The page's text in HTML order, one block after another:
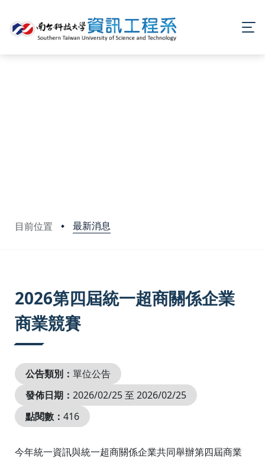
目前位置 最新消息
2026第四屆統一超商關係企業
商業競賽
公告類別： 單位公告
發佈日期： 2026/02/25 至 2026/02/25
點閱數： 416
今年統一資訊與統一超商關係企業共同舉辦第四屆商業